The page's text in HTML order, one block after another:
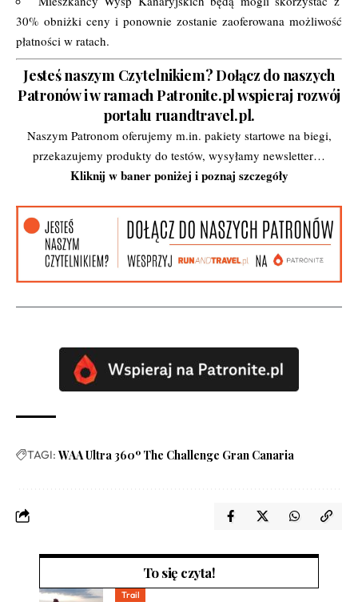
30% obniżki ceny i ponownie zostanie zaoferowana możliwość
płatności w ratach.
Jesteś naszym Czytelnikiem? Dołącz do naszych
Patronów i w ramach Patronite.pl wspieraj rozwój
portalu ruandtravel.pl.
Naszym Patronom oferujemy m.in. pakiety startowe na biegi,
przekazujemy produkty do testów, wysyłamy newsletter…
Kliknij w baner poniżej i poznaj szczegóły
TAGI: WAA Ultra 360º The Challenge Gran Canaria
To się czyta!
Trail